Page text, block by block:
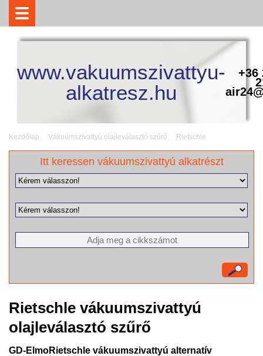
www.vakuumszivattyu-
alkatresz.hu
+36
Kezdőlap Vákuumszivattyú olajleválasztó szűrő Rietschle
Itt keressen vákuumszivattyú alkatrészt
Rietschle vákuumszivattyú
olajleválasztó szűrő
GD-ElmoRietschle vákuumszivattyú alternatív